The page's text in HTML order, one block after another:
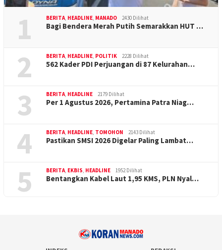
1 BERITA, HEADLINE, MANADO 2430 Dilihat
Bagi Bendera Merah Putih Semarakkan HUT …
2 BERITA, HEADLINE, POLITIK 2228 Dilihat
562 Kader PDI Perjuangan di 87 Kelurahan…
3 BERITA, HEADLINE 2179 Dilihat
Per 1 Agustus 2026, Pertamina Patra Niag…
4 BERITA, HEADLINE, TOMOHON 2143 Dilihat
Pastikan SMSI 2026 Digelar Paling Lambat…
5 BERITA, EKBIS, HEADLINE 1952 Dilihat
Bentangkan Kabel Laut 1,95 KMS, PLN Nyal…